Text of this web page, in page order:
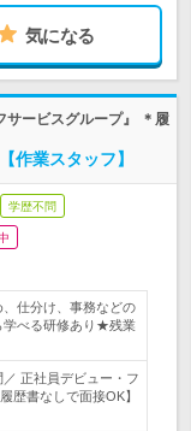
気になる
サービスグループ』 ＊履
作業スタッフ】
学歴不問
、仕分け、事務などの
学べる研修あり★残業
正社員デビュー・フ
歴書なしで面接OK】